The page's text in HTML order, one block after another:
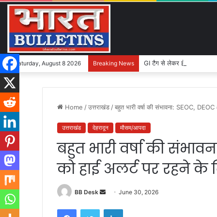
Saturday, August 8 2026 Breaking News GI टैग से लेकर ई-कॉमर्स तक,
Home /उत्तराखंड /बहुत भारी वर्षा की संभावना: SEOC,
उत्तराखंड देहरादून मौसम/आपदा
बहुत भारी वर्षा की
को हाई अलर्ट पर रहने के
BB Desk June 30, 2026